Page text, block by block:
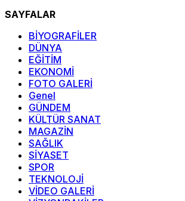
SAYFALAR
BİYOGRAFİLER
DÜNYA
EĞİTİM
EKONOMİ
FOTO GALERİ
Genel
GÜNDEM
KÜLTÜR SANAT
MAGAZİN
SAĞLIK
SİYASET
SPOR
TEKNOLOJİ
VİDEO GALERİ